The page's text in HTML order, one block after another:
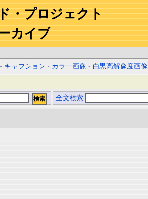
・プロジェクト
カイブ
- キャプション - カラー画像 - 白黒高解像度画像
全文検索